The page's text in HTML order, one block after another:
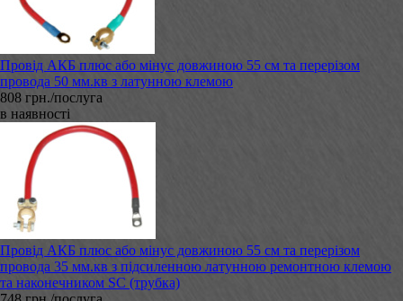
Провід АКБ плюс або мінус довжиною 55 см та перерізом
провода 50 мм.кв з латунною клемою
808 грн./послуга
в наявності
Провід АКБ плюс або мінус довжиною 55 см та перерізом
провода 35 мм.кв з підсиленною латунною ремонтною клемою
та наконечником SC (трубка)